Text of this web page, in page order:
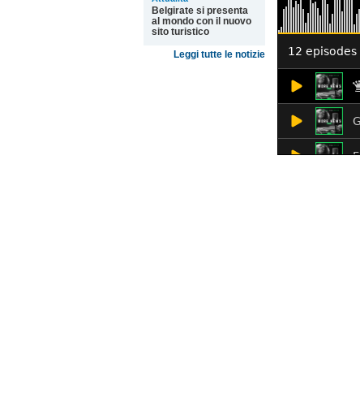
Belgirate si presenta
al mondo con il nuovo
sito turistico
Leggi tutte le notizie